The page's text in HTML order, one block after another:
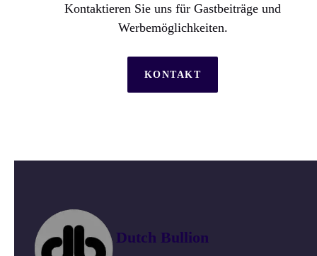
Kontaktieren Sie uns für Gastbeiträge und
Werbemöglichkeiten.
KONTAKT
Dutch Bullion